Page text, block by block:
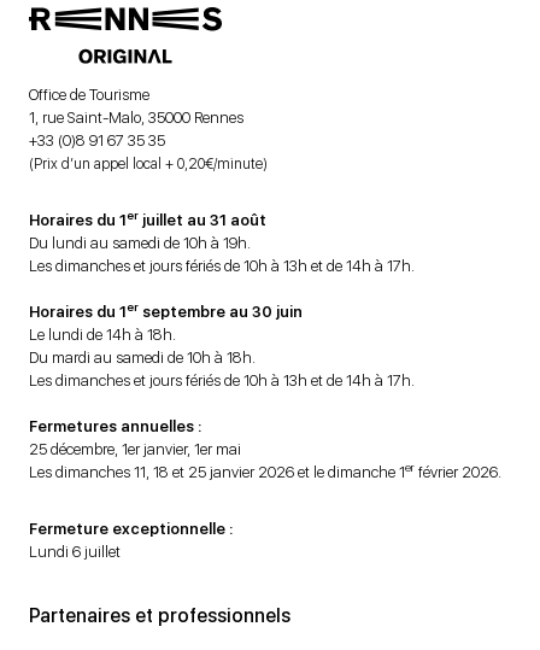
Office de Tourisme
1, rue Saint-Malo, 35000 Rennes
+33 (0)8 91 67 35 35
(Prix d’un appel local + 0,20€/minute)
Horaires du 1er juillet au 31 août
Du lundi au samedi de 10h à 19h.
Les dimanches et jours fériés de 10h à 13h et de 14h à 17h.
Horaires du 1er septembre au 30 juin
Le lundi de 14h à 18h.
Du mardi au samedi de 10h à 18h.
Les dimanches et jours fériés de 10h à 13h et de 14h à 17h.
Fermetures annuelles :
25 décembre, 1er janvier, 1er mai
Les dimanches 11, 18 et 25 janvier 2026 et le dimanche 1er février 2026.
Fermeture exceptionnelle :
Lundi 6 juillet
Partenaires et professionnels